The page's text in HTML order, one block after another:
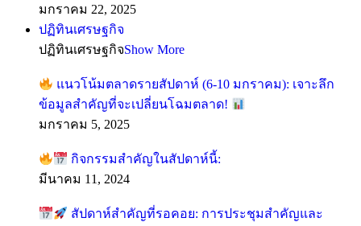
มกราคม 22, 2025
ปฏิทินเศรษฐกิจ
ปฏิทินเศรษฐกิจShow More
แนวโน้มตลาดรายสัปดาห์ (6-10 มกราคม): เจาะลึก
ข้อมูลสำคัญที่จะเปลี่ยนโฉมตลาด!
มกราคม 5, 2025
กิจกรรมสำคัญในสัปดาห์นี้:
มีนาคม 11, 2024
สัปดาห์สำคัญที่รอคอย: การประชุมสำคัญและ